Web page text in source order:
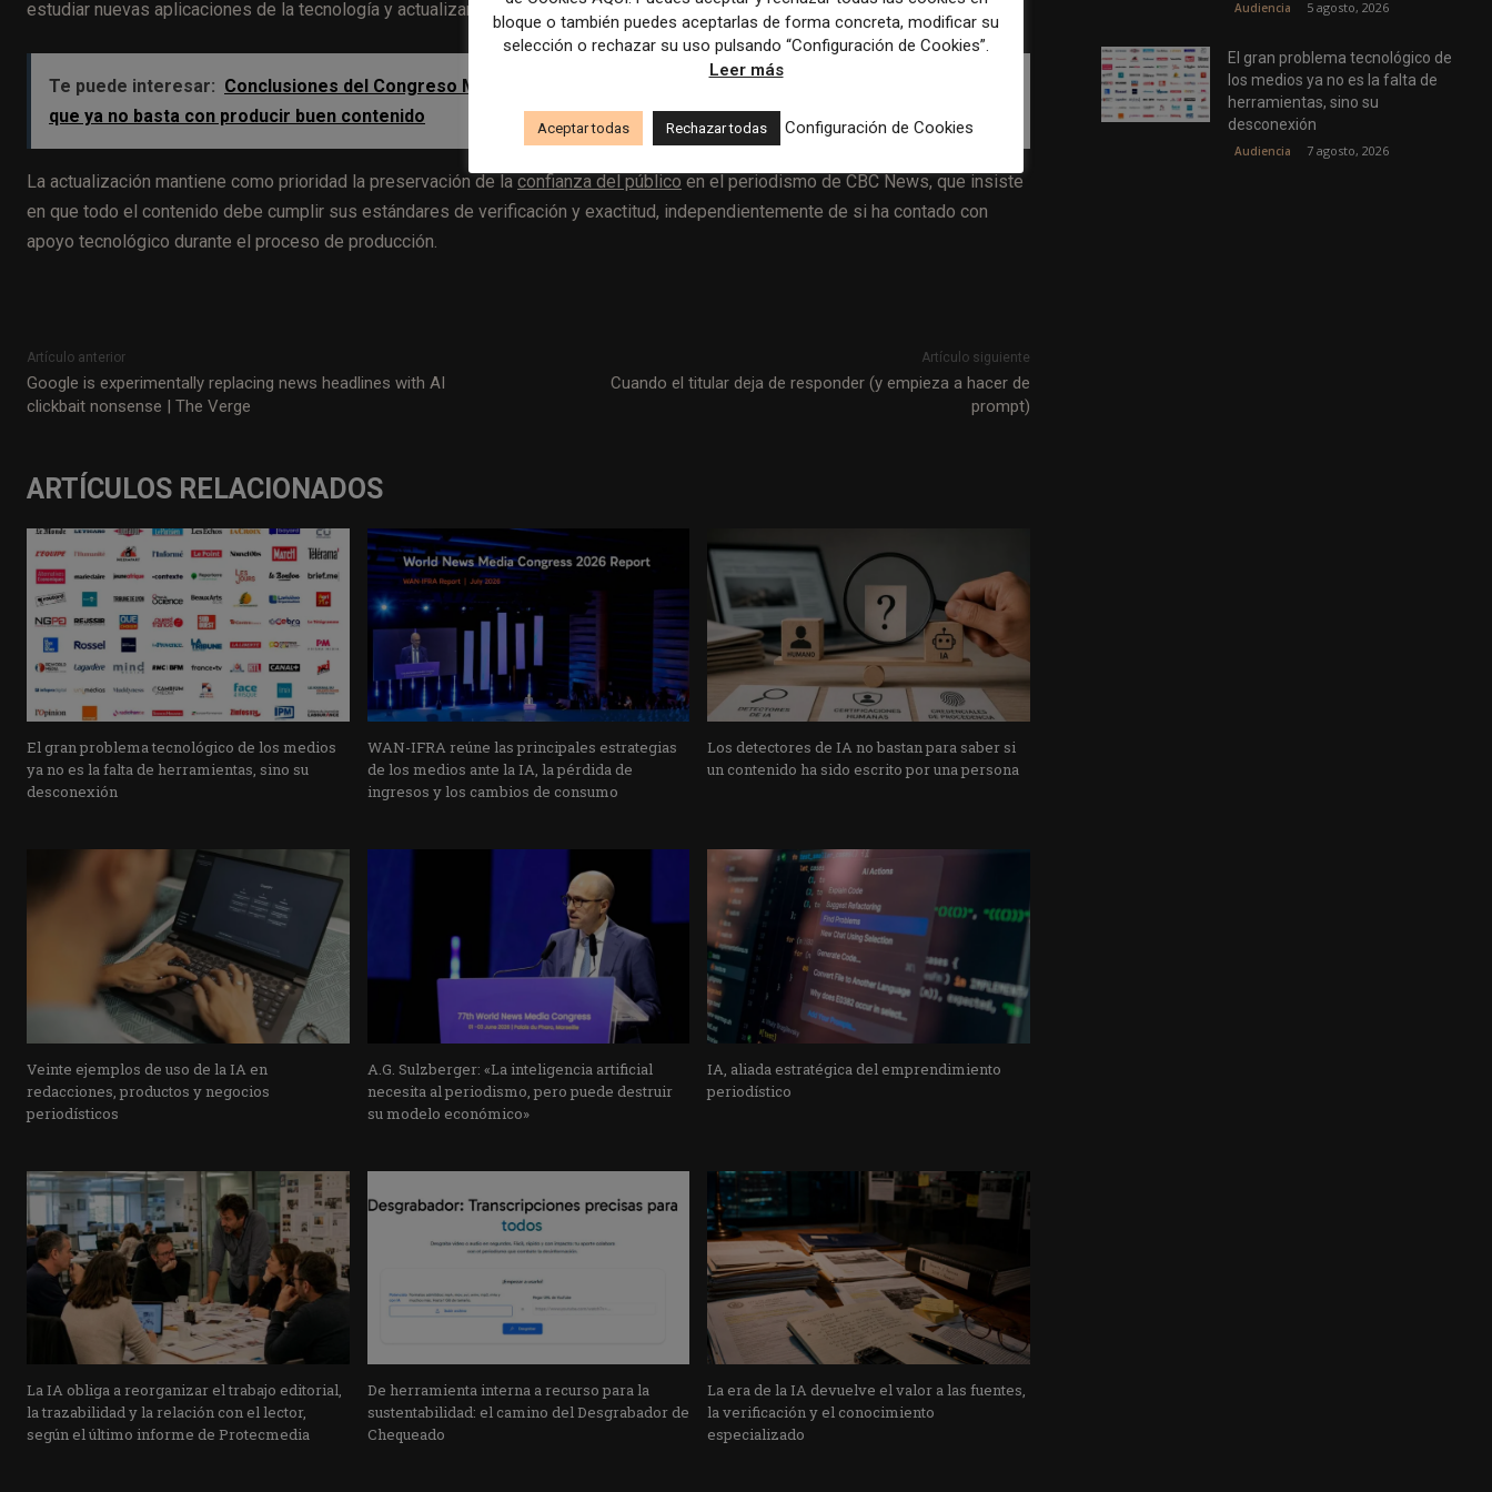
estudiar nuevas aplicaciones de la tecnología y actualizar en el futuro el documento.
Te puede interesar: Conclusiones del Congreso Mundial de INMA: la industria periodística entra en una fase en la
que ya no basta con producir buen contenido
La actualización mantiene como prioridad la preservación de la confianza del público en el periodismo de CBC News, que insiste
en que todo el contenido debe cumplir sus estándares de verificación y exactitud, independientemente de si ha contado con
apoyo tecnológico durante el proceso de producción.
Artículo anterior
Google is experimentally replacing news headlines with AI
clickbait nonsense | The Verge
Artículo siguiente
Cuando el titular deja de responder (y empieza a hacer de
prompt)
ARTÍCULOS RELACIONADOS
El gran problema tecnológico de los medios
ya no es la falta de herramientas, sino su
desconexión
WAN-IFRA reúne las principales estrategias
de los medios ante la IA, la pérdida de
ingresos y los cambios de consumo
Los detectores de IA no bastan para saber si
un contenido ha sido escrito por una persona
Veinte ejemplos de uso de la IA en
redacciones, productos y negocios
periodísticos
A.G. Sulzberger: «La inteligencia artificial
necesita al periodismo, pero puede destruir
su modelo económico»
IA, aliada estratégica del emprendimiento
periodístico
La IA obliga a reorganizar el trabajo editorial,
la trazabilidad y la relación con el lector,
según el último informe de Protecmedia
De herramienta interna a recurso para la
sustentabilidad: el camino del Desgrabador de
Chequeado
La era de la IA devuelve el valor a las fuentes,
la verificación y el conocimiento
especializado
Audiencia 5 agosto, 2026
El gran problema tecnológico de
los medios ya no es la falta de
herramientas, sino su
desconexión
Audiencia 7 agosto, 2026
bloque o también puedes aceptarlas de forma concreta, modificar su
selección o rechazar su uso pulsando “Configuración de Cookies”.
Leer más
Aceptar todas Rechazar todas Configuración de Cookies